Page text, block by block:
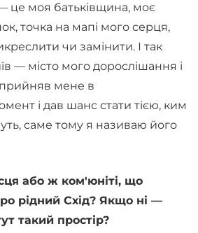
це моя батьківщина, моє
точка на мапі мого серця,
чи замінити. І так
— місто мого дорослішання і
мене в
і дав шанс стати тією, ким
саме тому я називаю його
або ж ком'юніті, що
рідний Схід? Якщо ні —
такий простір?